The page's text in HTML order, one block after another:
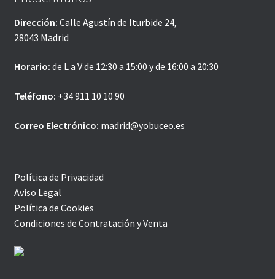
Dirección: Calle Agustín de Iturbide 24,
28043 Madrid
Horario: de L a V de 12:30 a 15:00 y de 16:00 a 20:30
Teléfono: +34 911 10 10 90
Correo Electrónico: madrid@yobuceo.es
Política de Privacidad
Aviso Legal
Política de Cookies
Condiciones de Contratación y Venta